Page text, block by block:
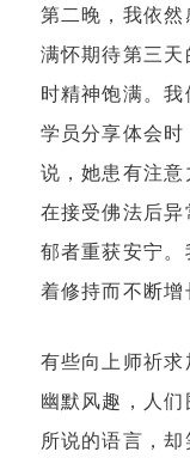
第二晚，我依然
满怀期待第三
时精神饱满。我
学员分享体会
说，她患有注
在接受佛法后
郁者重获安宁
着修持而不断增
有些向上师祈
幽默风趣，人
所说的语言，